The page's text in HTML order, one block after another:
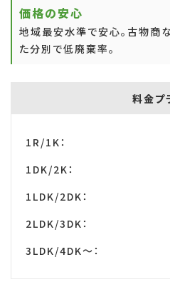
価格の安心
地域最安水準で安心。古物商
た分別で低廃棄率。
料金プ
1R/1K：
1DK/2K：
1LDK/2DK：
2LDK/3DK：
3LDK/4DK～：